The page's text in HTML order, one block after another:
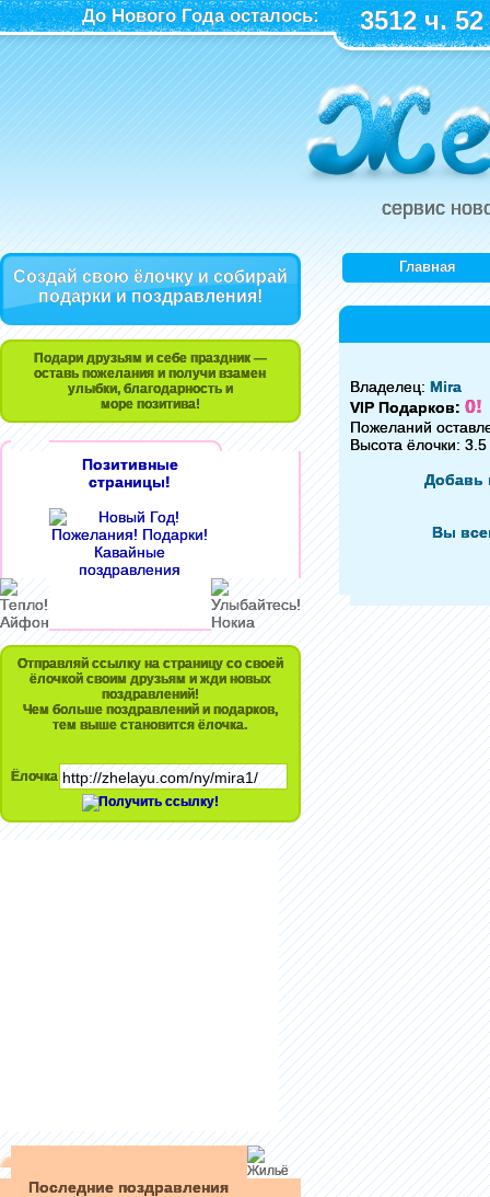
До Нового Года осталось: 3512 ч.
сервис
Создай свою ёлочку и собирай
подарки и поздравления!
Подари друзьям и себе праздник —
оставь пожелания и получи взамен
улыбки, благодарность и
море позитива!
Позитивные
страницы!
Отправляй ссылку на страницу со своей
ёлочкой своим друзьям и жди новых
поздравлений!
Чем больше поздравлений и подарков,
тем выше становится ёлочка.
Ёлочка
Последние поздравления
Главная
Владелец: Mira
VIP Подарков: 0!
Пожеланий
Высота ёлочки:
Добавь
Вы